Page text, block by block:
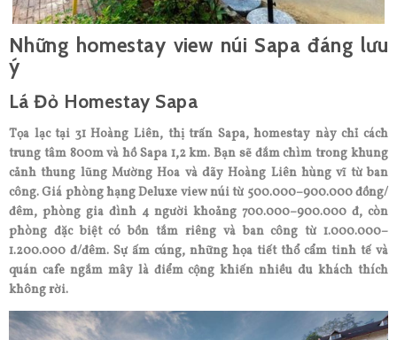
Những homestay view núi Sapa đáng lưu
ý
Lá Đỏ Homestay Sapa
Tọa lạc tại 31 Hoàng Liên, thị trấn Sapa, homestay này chỉ cách
trung tâm 800m và hồ Sapa 1,2 km. Bạn sẽ đắm chìm trong khung
cảnh thung lũng Mường Hoa và dãy Hoàng Liên hùng vĩ từ ban
công. Giá phòng hạng Deluxe view núi từ 500.000–900.000 đồng/
đêm, phòng gia đình 4 người khoảng 700.000–900.000 đ, còn
phòng đặc biệt có bồn tắm riêng và ban công từ 1.000.000–
1.200.000 đ/đêm. Sự ấm cúng, những họa tiết thổ cẩm tinh tế và
quán cafe ngắm mây là điểm cộng khiến nhiều du khách thích
không rời.